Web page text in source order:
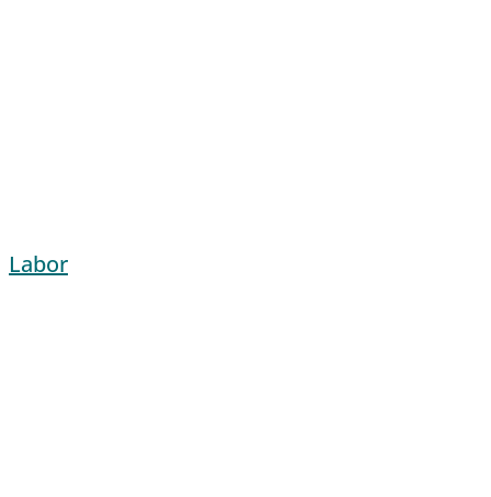
Labor